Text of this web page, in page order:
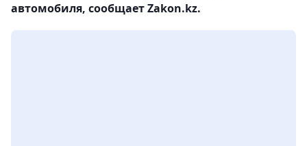
автомобиля, сообщает Zakon.kz.